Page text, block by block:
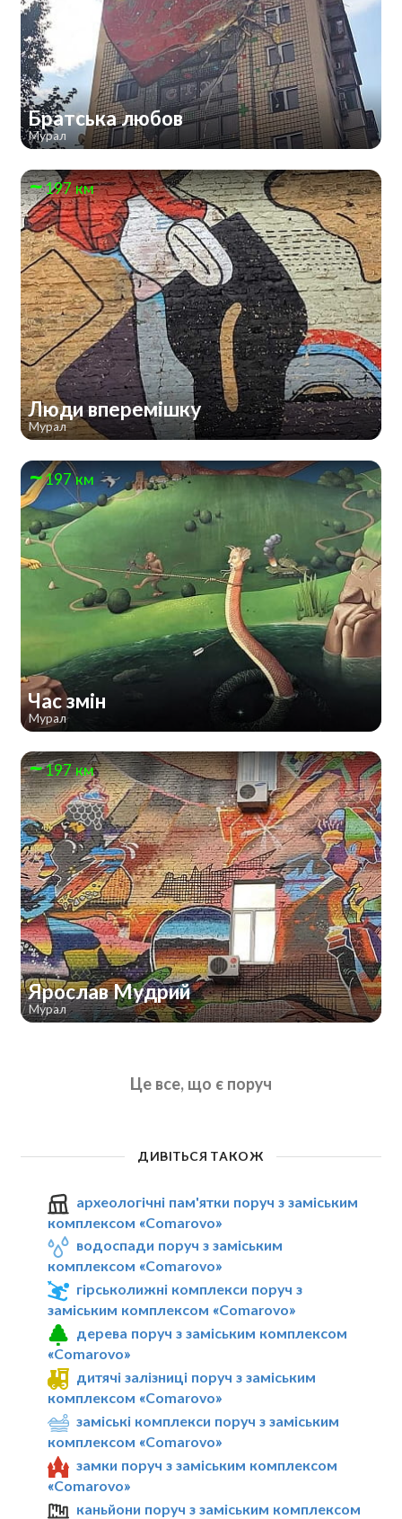
Братська любов
Мурал
197 км
Люди вперемішку
Мурал
197 км
Час змін
Мурал
197 км
Ярослав Мудрий
Мурал
Це все, що є поруч
ДИВІТЬСЯ ТАКОЖ
археологічні пам'ятки поруч з заміським
комплексом «Comarovo»
водоспади поруч з заміським
комплексом «Comarovo»
гірськолижні комплекси поруч з
заміським комплексом «Comarovo»
дерева поруч з заміським комплексом
«Comarovo»
дитячі залізниці поруч з заміським
комплексом «Comarovo»
заміські комплекси поруч з заміським
комплексом «Comarovo»
замки поруч з заміським комплексом
«Comarovo»
каньйони поруч з заміським комплексом